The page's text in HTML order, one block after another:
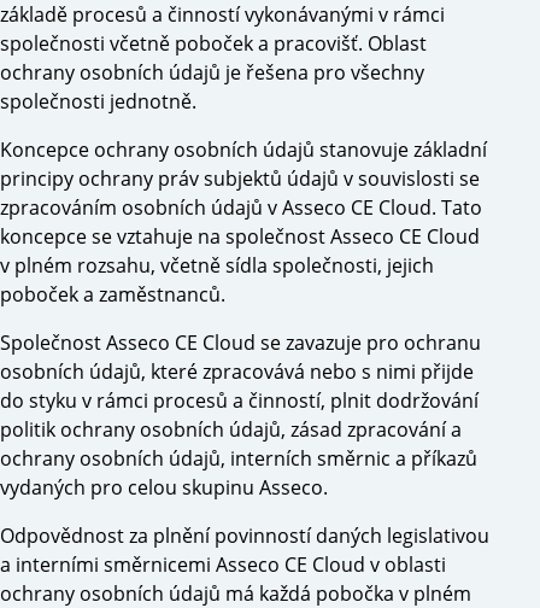
základě procesů a činností vykonávanými v rámci
společnosti včetně poboček a pracovišť. Oblast
ochrany osobních údajů je řešena pro všechny
společnosti jednotně.
Koncepce ochrany osobních údajů stanovuje základní
principy ochrany práv subjektů údajů v souvislosti se
zpracováním osobních údajů v Asseco CE Cloud. Tato
koncepce se vztahuje na společnost Asseco CE Cloud
v plném rozsahu, včetně sídla společnosti, jejich
poboček a zaměstnanců.
Společnost Asseco CE Cloud se zavazuje pro ochranu
osobních údajů, které zpracovává nebo s nimi přijde
do styku v rámci procesů a činností, plnit dodržování
politik ochrany osobních údajů, zásad zpracování a
ochrany osobních údajů, interních směrnic a příkazů
vydaných pro celou skupinu Asseco.
Odpovědnost za plnění povinností daných legislativou
a interními směrnicemi Asseco CE Cloud v oblasti
ochrany osobních údajů má každá pobočka v plném